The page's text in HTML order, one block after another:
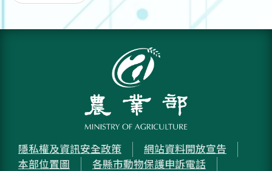
隱私權及資訊安全政策
網站資料開放宣告
本部位置圖
各縣市動物保護申訴電話